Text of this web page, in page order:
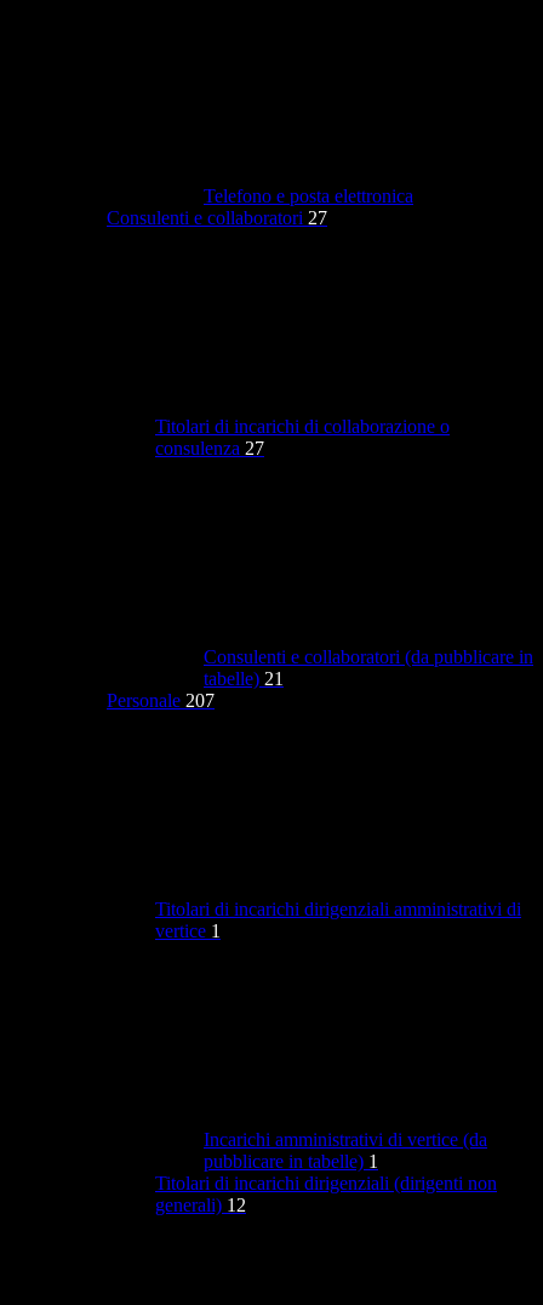
Telefono e posta elettronica
Consulenti e collaboratori 27
Titolari di incarichi di collaborazione o
consulenza 27
Consulenti e collaboratori (da pubblicare in
tabelle) 21
Personale 207
Titolari di incarichi dirigenziali amministrativi di
vertice 1
Incarichi amministrativi di vertice (da
pubblicare in tabelle) 1
Titolari di incarichi dirigenziali (dirigenti non
generali) 12